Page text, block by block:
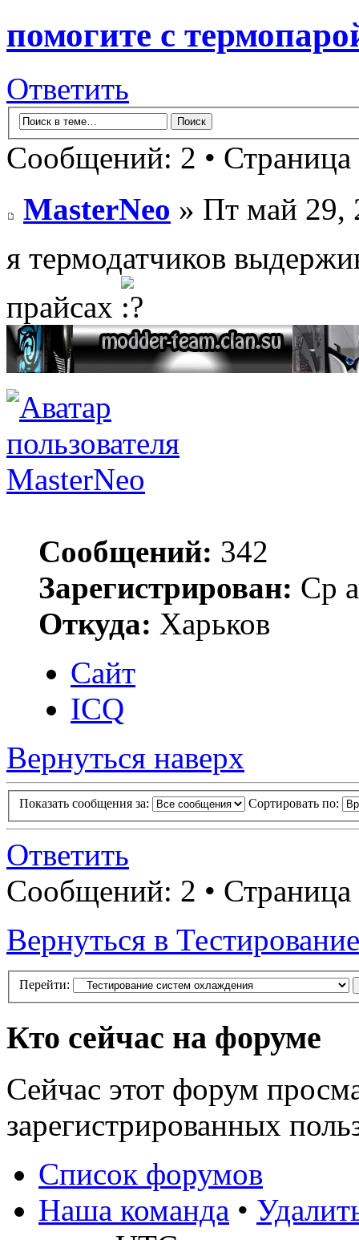
помогите с
Ответить
Сообщений: 2 • Страница
MasterNeo » Пт май 29,
я термодатчиков
прайсах
MasterNeo
Сообщений: 342
Зарегистрирован: Ср
Откуда: Харьков
Сайт
ICQ
Вернуться наверх
Показать сообщения за: Сортировать по:
Ответить
Сообщений: 2 • Страница
Вернуться в
Перейти:
Кто сейчас на форуме
Сейчас этот форум
зарегистрированных
Список форумов
Наша команда •